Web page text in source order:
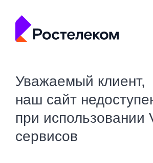
Уважаемый клиент,
наш сайт
при использовании
сервисов